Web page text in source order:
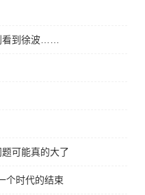
看到徐波……
可能真的大了
个时代的结束